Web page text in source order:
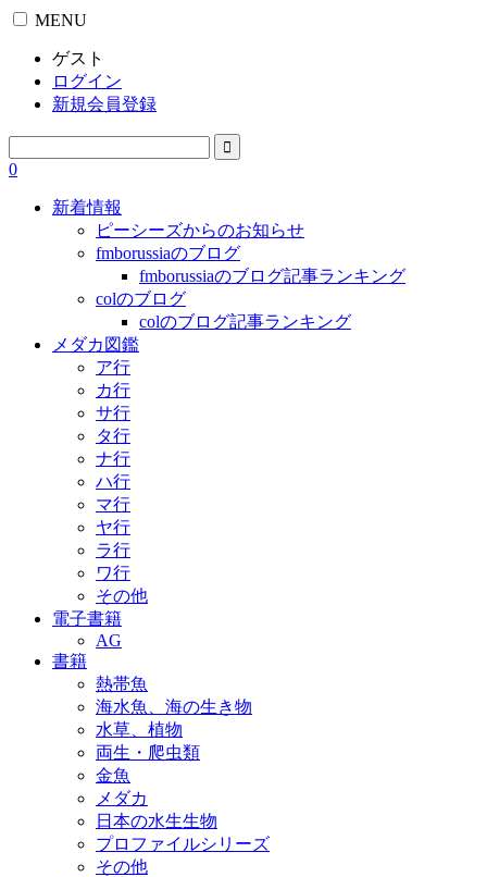
MENU
ゲスト
ログイン
新規会員登録
0
新着情報
ピーシーズからのお知らせ
fmborussiaのブログ
fmborussiaのブログ記事ランキング
colのブログ
colのブログ記事ランキング
メダカ図鑑
ア行
カ行
サ行
タ行
ナ行
ハ行
マ行
ヤ行
ラ行
ワ行
その他
電子書籍
AG
書籍
熱帯魚
海水魚、海の生き物
水草、植物
両生・爬虫類
金魚
メダカ
日本の水生生物
プロファイルシリーズ
その他